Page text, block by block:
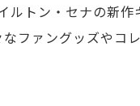
ルトン・セナの新作
ファングッズやコ